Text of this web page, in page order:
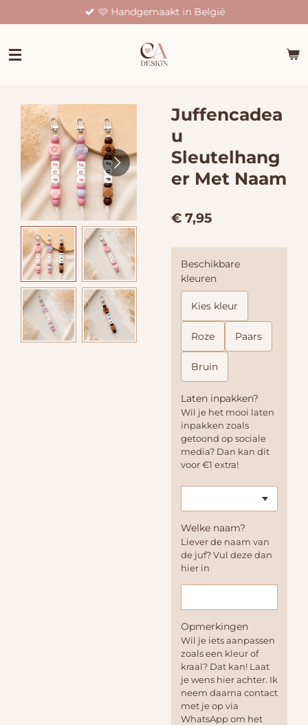
direct
de
🩷 Handgemaakt in België
Juffencadea
u
Sleutelhang
er Met Naam
€ 7,95
Beschikbare
kleuren
Kies kleur
Roze Paars
Bruin
Laten inpakken?
Wil je het mooi laten
inpakken zoals
getoond op sociale
media? Dan kan dit
voor €1 extra!
Welke naam?
Liever de naam van
de juf? Vul deze dan
hier in
Opmerkingen
Wil je iets aanpassen
zoals een kleur of
kraal? Dat kan! Laat
je wens hier achter. Ik
neem daarna contact
met je op via
WhatsApp om het